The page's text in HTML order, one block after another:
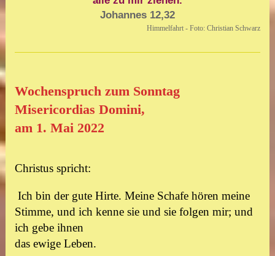
Johannes 12,32
Himmelfahrt - Foto: Christian Schwarz
Wochenspruch zum Sonntag
Misericordias Domini,
am 1. Mai 2022
Christus spricht:
Ich bin der gute Hirte. Meine Schafe hören meine
Stimme, und ich kenne sie und sie folgen mir; und
ich gebe ihnen
das ewige Leben.